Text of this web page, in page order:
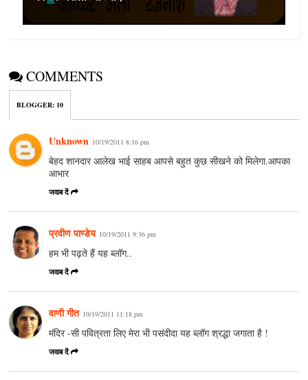
COMMENTS
BLOGGER:10
Unknown 10/19/2011 8:16 pm
बेहद शानदार आलेख भाई साहब आपसे बहुत कुछ सीखने को मिलेगा.आपका
आभार
जवाब दें
प्रवीण पाण्डेय 10/19/2011 9:36 pm
हम भी पढ़ते हैं यह ब्लॉग..
जवाब दें
वाणी गीत 10/19/2011 11:18 pm
मंदिर -सी पवित्रता लिए मेरा भी पसंदीदा यह ब्लॉग श्रद्धा जगाता है !
जवाब दें